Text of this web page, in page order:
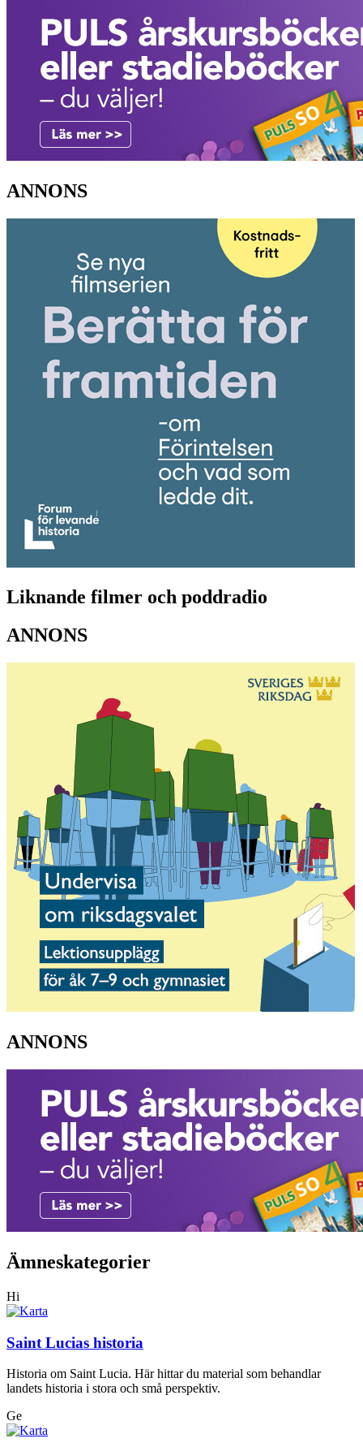
ANNONS
Liknande filmer och poddradio
ANNONS
ANNONS
Ämneskategorier
Hi
Saint Lucias historia
Historia om Saint Lucia. Här hittar du material som behandlar
landets historia i stora och små perspektiv.
Ge